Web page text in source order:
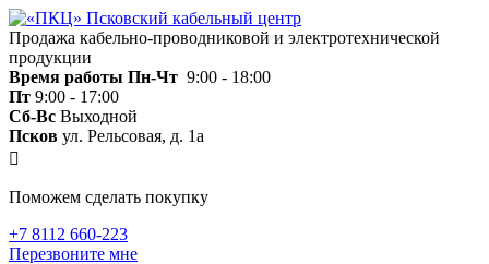
Продажа кабельно-проводниковой и электротехнической
продукции
Время работы Пн-Чт 9:00 - 18:00
Пт 9:00 - 17:00
Сб-Вс Выходной
Псков ул. Рельсовая, д. 1а
Поможем сделать покупку
+7 8112 660-223
Перезвоните мне